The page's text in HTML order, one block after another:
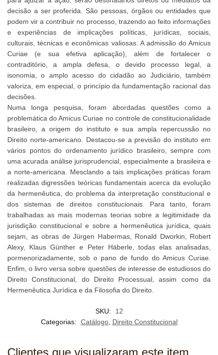
decisão a ser proferida. São pessoas, órgãos ou entidades que
podem vir a contribuir no processo, trazendo ao feito informações
e experiências de implicações políticas, jurídicas, sociais,
culturais, técnicas e econômicas valiosas. A admissão do Amicus
Curiae (e sua efetiva aplicação), além de fortalecer o
contraditório, a ampla defesa, o devido processo legal, a
isonomia, o amplo acesso do cidadão ao Judiciário, também
valoriza, em especial, o princípio da fundamentação racional das
decisões.
Numa longa pesquisa, foram abordadas questões como a
problemática do Amicus Curiae no controle de constitucionalidade
brasileiro, a origem do instituto e sua ampla repercussão no
Direito norte-americano. Destacou-se a previsão do instituto em
vários pontos do ordenamento jurídico brasileiro, sempre com
uma acurada análise jurisprudencial, especialmente a brasileira e
a norte-americana. Mesclando a tais implicações práticas foram
realizadas digressões teóricas fundamentais acerca da evolução
da hermenêutica, do problema da interpretação constitucional e
dos sistemas de direitos constitucionais. Para tanto, foram
trabalhadas as mais modernas teorias sobre a legitimidade da
jurisdição constitucional e sobre a hermenêutica jurídica, quais
sejam, as obras de Jürgen Habermas, Ronald Dworkin, Robert
Alexy, Klaus Günther e Peter Häberle, todas elas analisadas,
pormenorizadamente, sob o pano de fundo do Amicus Curiae.
Enfim, o livro versa sobre questões de interesse de estudiosos do
Direito Constitucional, do Direito Processual, assim como da
Hermenêutica Jurídica e da Filosofia do Direito.
SKU:
12
Categorias:
Catálogo, Direito Constitucional
Clientes que visualizaram este item